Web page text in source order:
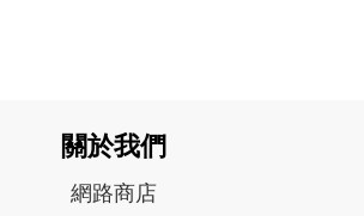
關於我們
網路商店